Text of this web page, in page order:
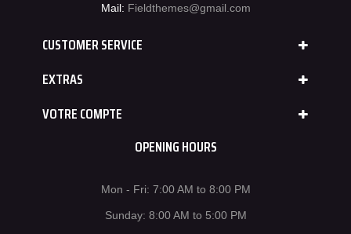
Mail: Fieldthemes@gmail.com
CUSTOMER SERVICE
EXTRAS
VOTRE COMPTE
OPENING HOURS
Mon - Fri: 7:00 AM to 8:00 PM
Sunday: 8:00 AM to 5:00 PM